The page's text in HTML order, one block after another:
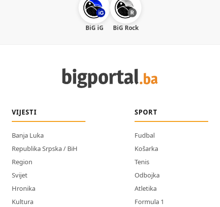
BiG iG BiG Rock
VIJESTI
Banja Luka
Republika Srpska / BiH
Region
Svijet
Hronika
Kultura
SPORT
Fudbal
Košarka
Tenis
Odbojka
Atletika
Formula 1